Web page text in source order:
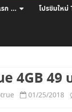
ก … โปรซิมใหม่
4GB 49
01/25/2018